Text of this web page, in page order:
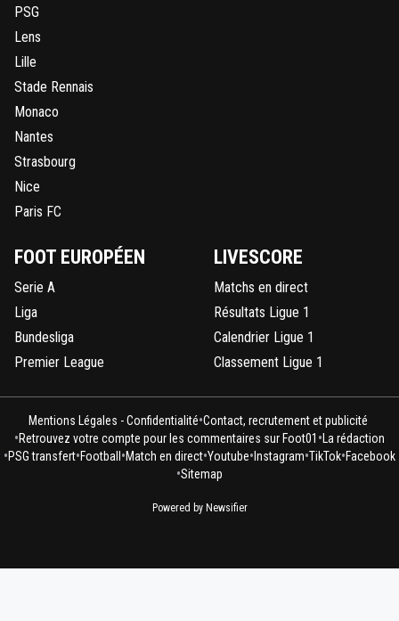
PSG
Lens
Lille
Stade Rennais
Monaco
Nantes
Strasbourg
Nice
Paris FC
FOOT EUROPÉEN
Serie A
Liga
Bundesliga
Premier League
LIVESCORE
Matchs en direct
Résultats Ligue 1
Calendrier Ligue 1
Classement Ligue 1
Mentions Légales - Confidentialité•Contact, recrutement et publicité
•Retrouvez votre compte pour les commentaires sur Foot01 • La rédaction
•PSG transfert•Football •Match en direct•Youtube• Instagram•TikTok•Facebook
•Sitemap
Powered by Newsifier